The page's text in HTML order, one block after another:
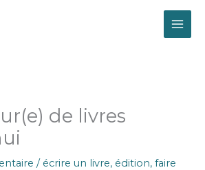
de livres
/ écrire un livre, édition,faire